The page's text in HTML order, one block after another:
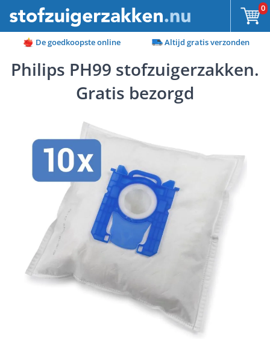
Ga naar de inhoud 0
De goedkoopste online Altijd gratis verzonden
Philips PH99 stofzuigerzakken.
Gratis bezorgd